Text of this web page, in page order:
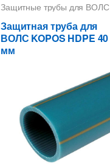
Защитные трубы для ВОЛС
40 мм
Защитная труба для
ВОЛС KOPOS HDPE 40
мм